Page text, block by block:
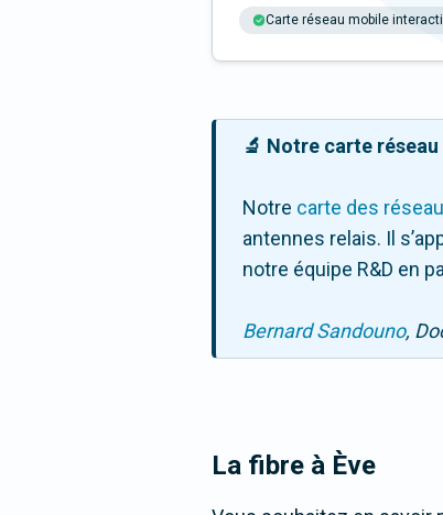
Carte réseau mobile
🔬 Notre carte
Notre carte des
antennes relais. Il
notre équipe R&D en
Bernard Sandouno,
La fibre à Ève